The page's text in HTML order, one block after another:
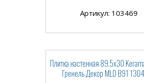
Артикул: 103469
Плитка настенная 89.5x30
Гренель Декор MLD B91